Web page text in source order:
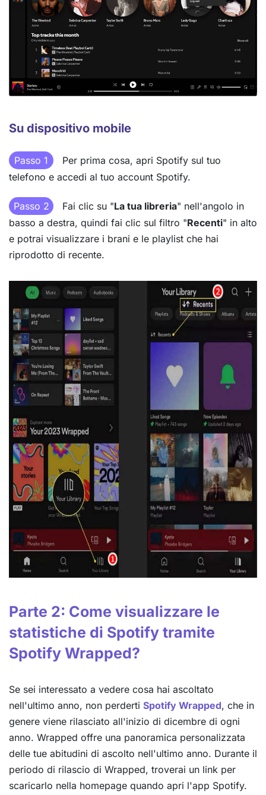
Su dispositivo mobile
Passo 1
Per prima cosa, apri Spotify sul tuo
telefono e accedi al tuo account Spotify.
Passo 2 Fai clic su "La tua libreria" nell'angolo in
basso a destra, quindi fai clic sul filtro "Recenti" in alto
e potrai visualizzare i brani e le playlist che hai
riprodotto di recente.
Parte 2: Come visualizzare le
statistiche di Spotify tramite
Spotify Wrapped?
Se sei interessato a vedere cosa hai ascoltato
nell'ultimo anno, non perderti Spotify Wrapped, che in
genere viene rilasciato all'inizio di dicembre di ogni
anno. Wrapped offre una panoramica personalizzata
delle tue abitudini di ascolto nell'ultimo anno. Durante il
periodo di rilascio di Wrapped, troverai un link per
scaricarlo nella homepage quando apri l'app Spotify.